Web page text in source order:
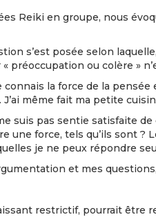
Reiki en groupe, nous
s’est posée selon
préoccupation ou colère »
la force de la
même fait ma petite
suis pas sentie satisfaite
une force, tels qu’ils sont ?
je ne peux répondre
et mes
restrictif, pourrait être